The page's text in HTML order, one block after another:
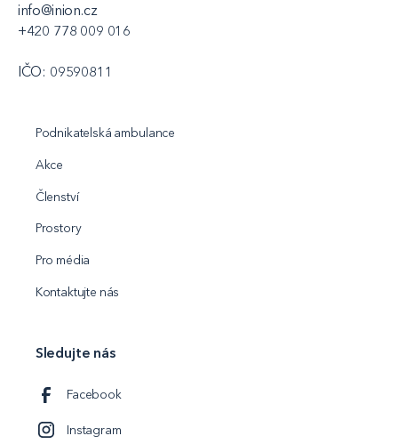
info@inion.cz
+420 778 009 016
IČO: 09590811
Podnikatelská ambulance
Akce
Členství
Prostory
Pro média
Kontaktujte nás
Sledujte nás
Facebook
Instagram